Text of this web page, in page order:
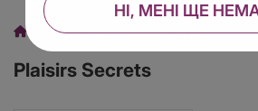
Виробник Plaisirs Secrets
Plaisirs Secrets
НІ, МЕНІ ЩЕ